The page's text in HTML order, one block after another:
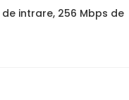
intrare, 256 Mbps de